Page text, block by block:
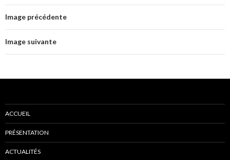
Image précédente
Image suivante
ACCUEIL
PRÉSENTATION
ACTUALITÉS